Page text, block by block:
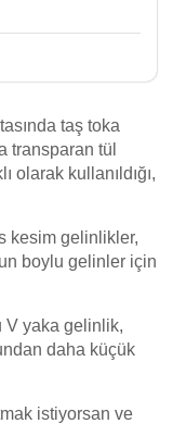
taş toka
transparan tül
olarak kullanıldığı,
kesim gelinlikler,
boylu gelinler için
V yaka gelinlik,
daha küçük
istiyorsan ve